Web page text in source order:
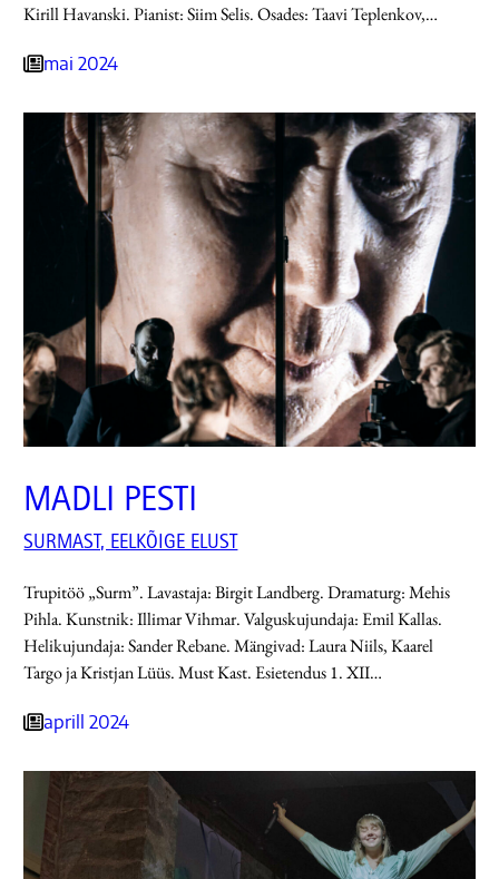
Kirill Havanski. Pianist: Siim Selis. Osades: Taavi Teplenkov,…
mai 2024
MADLI PESTI
SURMAST, EELKÕIGE ELUST
Trupitöö „Surm”. Lavastaja: Birgit Landberg. Dramaturg: Mehis
Pihla. Kunstnik: Illimar Vihmar. Valguskujundaja: Emil Kallas.
Helikujundaja: Sander Rebane. Mängivad: Laura Niils, Kaarel
Targo ja Kristjan Lüüs. Must Kast. Esietendus 1. XII…
aprill 2024